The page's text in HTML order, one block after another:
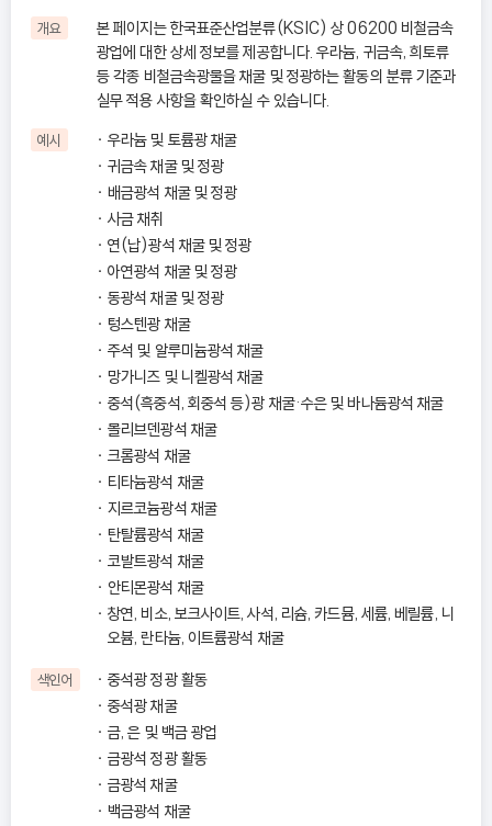
개요
본 페이지는 한국표준산업분류(KSIC) 상 06200 비철금속
광업에 대한 상세 정보를 제공합니다. 우라늄, 귀금속, 희토류
등 각종 비철금속광물을 채굴 및 정광하는 활동의 분류 기준과
실무 적용 사항을 확인하실 수 있습니다.
예시
우라늄 및 토륨광 채굴
귀금속 채굴 및 정광
배금광석 채굴 및 정광
사금 채취
연(납)광석 채굴 및 정광
아연광석 채굴 및 정광
동광석 채굴 및 정광
텅스텐광 채굴
주석 및 알루미늄광석 채굴
망가니즈 및 니켈광석 채굴
중석(흑중석, 회중석 등)광 채굴·수은 및 바나듐광석 채굴
몰리브덴광석 채굴
크롬광석 채굴
티타늄광석 채굴
지르코늄광석 채굴
탄탈륨광석 채굴
코발트광석 채굴
안티몬광석 채굴
창연, 비소, 보크사이트, 사석, 리슘, 카드뮴, 세륨, 베릴륨, 니
오븀, 란타늄, 이트륨광석 채굴
색인어
중석광 정광 활동
중석광 채굴
금, 은 및 백금 광업
금광석 정광 활동
금광석 채굴
백금광석 채굴